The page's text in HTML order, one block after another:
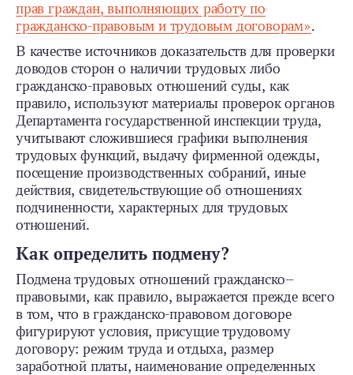
прав граждан, выполняющих работу по
гражданско-­правовым и трудовым договорам».
В качестве источников доказательств для проверки
доводов сторон о наличии трудовых либо
гражданско-­правовых отношений суды, как
правило, используют материалы проверок органов
Департамента государственной инспекции труда,
учитывают сложившиеся графики выполнения
трудовых функций, выдачу фирменной одежды,
посещение производственных собраний, иные
действия, свидетельствующие об отношениях
подчиненности, характерных для трудовых
отношений.
Как определить подмену?
Подмена трудовых отношений гражданско-­
правовыми, как правило, выражается прежде всего
в том, что в гражданско-­правовом догово­ре
фигурируют условия, присущие трудовому
договору: режим труда и отдыха, размер
заработной платы, наименование определенных